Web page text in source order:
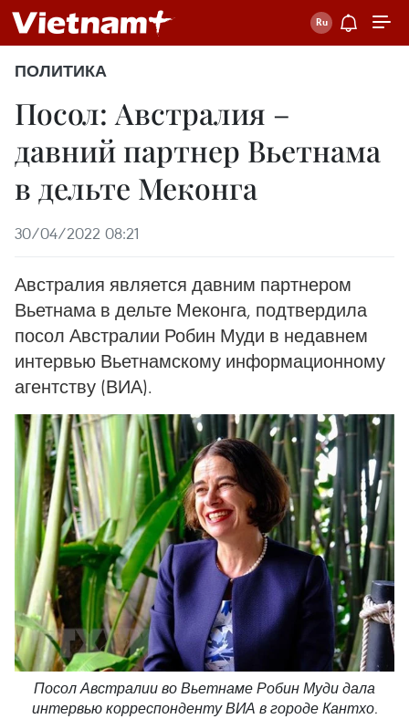
ПОЛИТИКА
Посол: Австралия –
давний партнер Вьетнама
в дельте Меконга
30/04/2022 08:21
Австралия является давним партнером
Вьетнама в дельте Меконга, подтвердила
посол Австралии Робин Муди в недавнем
интервью Вьетнамскому информационному
агентству (ВИА).
Посол Австралии во Вьетнаме Робин Муди дала
интервью корреспонденту ВИА в городе Кантхо.